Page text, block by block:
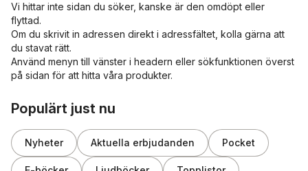
Vi hittar inte sidan du söker, kanske är den omdöpt eller
flyttad.
Om du skrivit in adressen direkt i adressfältet, kolla gärna att
du stavat rätt.
Använd menyn till vänster i headern eller sökfunktionen överst
på sidan för att hitta våra produkter.
Populärt just nu
Nyheter Aktuella erbjudanden Pocket